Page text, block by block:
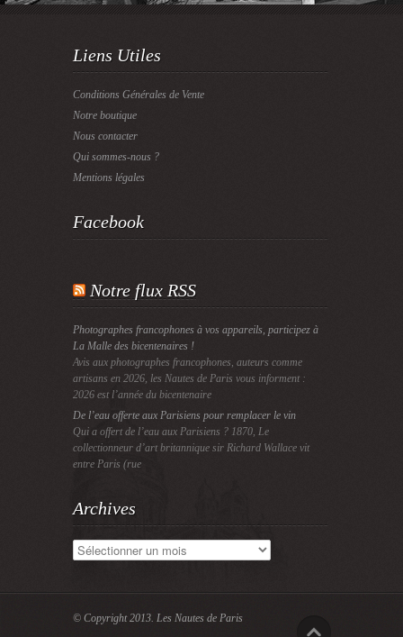
Liens Utiles
Conditions Générales de Vente
Notre boutique
Nous contacter
Qui sommes-nous ?
Mentions légales
Facebook
Notre flux RSS
Photographes francophones à vos appareils, participez à
La Malle des bicentenaires !
Avis aux photographes francophones, auteurs comme
artisans en 2026, les Nautes de Paris vous informent :
2026 est l’année du bicentenaire
De l’eau offerte aux Parisiens pour remplacer le vin
Qui a offert de l’eau aux Parisiens ? 1870, Le
collectionneur d’art britannique sir Richard Wallace vit
entre Paris (rue
Archives
Archives
© Copyright 2013. Les Nautes de Paris